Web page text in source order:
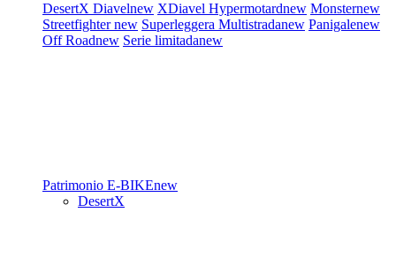
DesertX Diavelnew XDiavel Hypermotardnew Monsternew
Streetfighternew Superleggera Multistradanew Panigalenew
Off Roadnew Serie limitadanew
Patrimonio E-BIKEnew
DesertX